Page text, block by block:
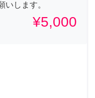
いします。
¥5,000